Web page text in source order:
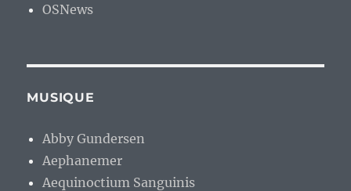
OSNews
MUSIQUE
Abby Gundersen
Aephanemer
Aequinoctium Sanguinis